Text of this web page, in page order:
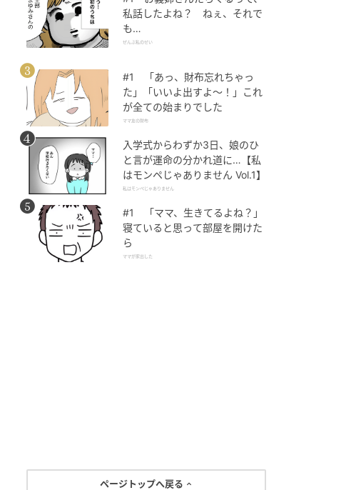
私話したよね？ ねぇ、それで
も…
ぜんぶ私のせい
#1 「あっ、財布忘れちゃっ
た」「いいよ出すよ〜！」これ
が全ての始まりでした
ママ友の財布
入学式からわずか3日、娘のひ
と言が運命の分かれ道に…【私
はモンペじゃありません Vol.1】
私はモンペじゃありません
#1 「ママ、生きてるよね？」
寝ていると思って部屋を開けた
ら
ママが家出した
ページトップへ戻る